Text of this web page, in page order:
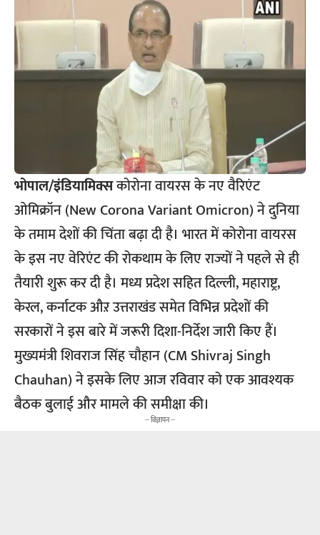
भोपाल/इंडियामिक्सकोरोना वायरस के नए वैरिएंट
ओमिक्रॉन (New Corona Variant Omicron) ने दुनिया
के तमाम देशों की चिंता बढ़ा दी है। भारत में कोरोना वायरस
के इस नए वेरिएंट की रोकथाम के लिए राज्यों ने पहले से ही
तैयारी शुरू कर दी है। मध्य प्रदेश सहित दिल्ली, महाराष्ट्र,
केरल, कर्नाटक औऱ उत्तराखंड समेत विभिन्न प्रदेशों की
सरकारों ने इस बारे में जरूरी दिशा-निर्देश जारी किए हैं।
मुख्यमंत्री शिवराज सिंह चौहान (CM Shivraj Singh
Chauhan) ने इसके लिए आज रविवार को एक आवश्यक
बैठक बुलाई और मामले की समीक्षा की।
-- विज्ञापन --